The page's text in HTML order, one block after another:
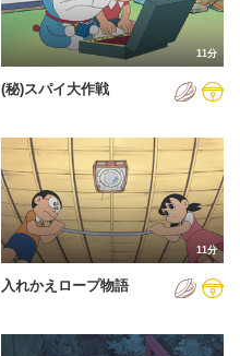
11分
(秘)スパイ大作戦
11分
入れかえロープ物語